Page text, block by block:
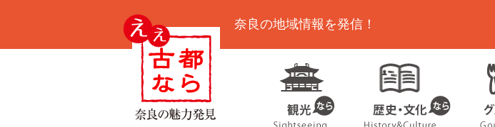
奈良の地域情報を発信！